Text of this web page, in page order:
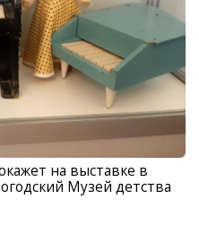
на выставке в
Музей детства